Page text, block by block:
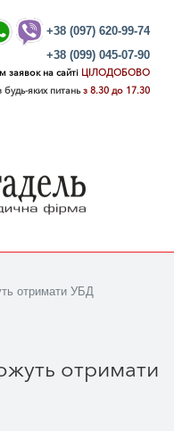
+38 (097) 620-99-74
+38 (099) 045-07-90
заявок на сайті ЦІЛОДОБОВО
будь-яких питань з 8.30 до 17.30
отримати УБД
отримати